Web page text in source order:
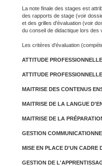
La note finale des stages est
des rapports de stage (voir
et des grilles d'évaluation (voir
du conseil de didactique lors des
Les critères d'évaluation
ATTITUDE
ATTITUDE
MAITRISE DES CONTENUS
MAITRISE DE LA LANGUE
MAITRISE DE LA
GESTION
MISE EN PLACE D'UN CADRE
GESTION DE